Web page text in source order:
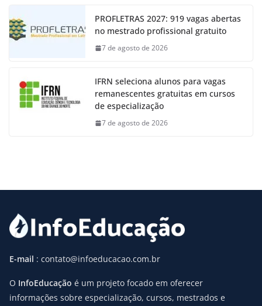
PROFLETRAS 2027: 919 vagas abertas
no mestrado profissional gratuito
7 de agosto de 2026
IFRN seleciona alunos para vagas
remanescentes gratuitas em cursos
de especialização
7 de agosto de 2026
E-mail : contato@infoeducacao.com.br
O InfoEducação é um projeto focado em oferecer
informações sobre especialização, cursos, mestrados e